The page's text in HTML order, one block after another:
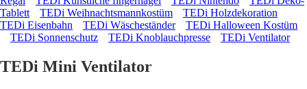
Tablett
TEDi Weihnachtsmannkostüm
TEDi Holzdekoration
TEDi Eisenbahn
TEDi Wäscheständer
TEDi Halloween Kostüm
TEDi Sonnenschutz
TEDi Knoblauchpresse TEDi Ventilator
TEDi Mini Ventilator